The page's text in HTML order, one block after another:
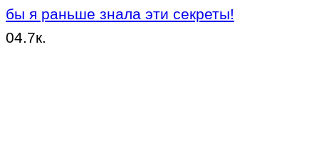
бы я раньше знала эти секреты!
04.7к.